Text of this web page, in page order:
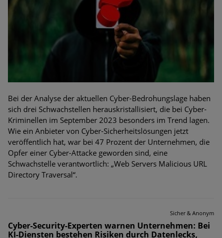
Bei der Analyse der aktuellen Cyber-Bedrohungslage haben
sich drei Schwachstellen herauskristallisiert, die bei Cyber-
Kriminellen im September 2023 besonders im Trend lagen.
Wie ein Anbieter von Cyber-Sicherheitslösungen jetzt
veröffentlich hat, war bei 47 Prozent der Unternehmen, die
Opfer einer Cyber-Attacke geworden sind, eine
Schwachstelle verantwortlich: „Web Servers Malicious URL
Directory Traversal“.
Sicher & Anonym
Cyber-Security-Experten warnen Unternehmen: Bei
KI-Diensten bestehen Risiken durch Datenlecks,